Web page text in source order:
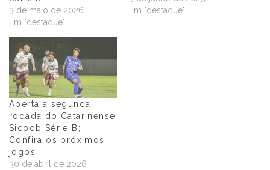
3 de maio de 2026
Em "destaque"
Em "destaque"
Aberta a segunda
rodada do Catarinense
Sicoob Série B;
Confira os próximos
jogos
30 de abril de 2026